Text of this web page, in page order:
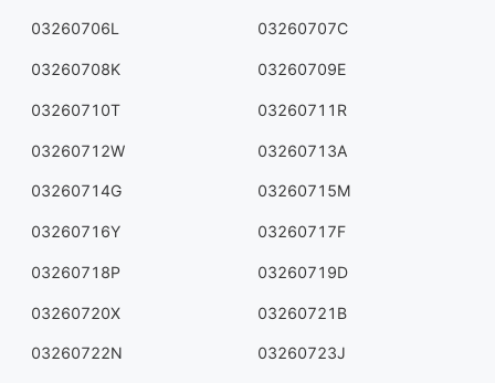
03260706L 03260707C
03260708K 03260709E
03260710T 03260711R
03260712W 03260713A
03260714G 03260715M
03260716Y 03260717F
03260718P 03260719D
03260720X 03260721B
03260722N 03260723J